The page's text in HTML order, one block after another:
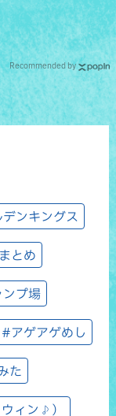
Recommended by
ンキングス
とめ
プ場
#アゲアゲめし
た
ィン♪）